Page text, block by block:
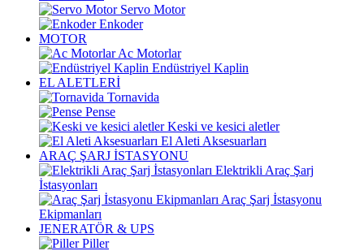
Servo Motor
Enkoder
MOTOR
Ac Motorlar
Endüstriyel Kaplin
EL ALETLERİ
Tornavida
Pense
Keski ve kesici aletler
El Aleti Aksesuarları
ARAÇ ŞARJ İSTASYONU
Elektrikli Araç Şarj
İstasyonları
Araç Şarj İstasyonu
Ekipmanları
JENERATÖR & UPS
Piller